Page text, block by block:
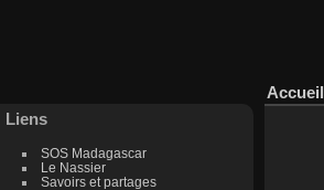
Liens
SOS Madagascar
Le Nassier
Savoirs et partages
Accueil